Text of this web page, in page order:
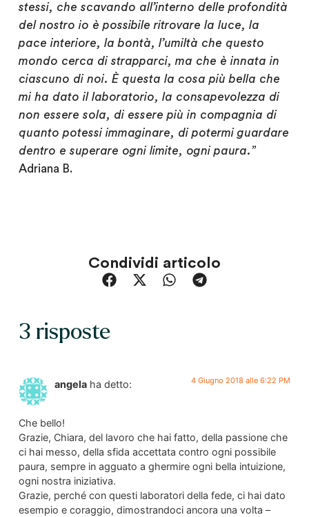
stessi, che scavando all’interno delle profondità
del nostro io è possibile ritrovare la luce, la
pace interiore, la bontà, l’umiltà che questo
mondo cerca di strapparci, ma che è innata in
ciascuno di noi. È questa la cosa più bella che
mi ha dato il laboratorio, la consapevolezza di
non essere sola, di essere più in compagnia di
quanto potessi immaginare, di potermi guardare
dentro e superare ogni limite, ogni paura.”
Adriana B.
Condividi articolo
3 risposte
angela ha detto: 4 Giugno 2018 alle 6:22 PM
Che bello!
Grazie, Chiara, del lavoro che hai fatto, della passione che
ci hai messo, della sfida accettata contro ogni possibile
paura, sempre in agguato a ghermire ogni bella intuizione,
ogni nostra iniziativa.
Grazie, perché con questi laboratori della fede, ci hai dato
esempio e coraggio, dimostrandoci ancora una volta –